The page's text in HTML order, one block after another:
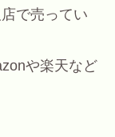
で売ってい
や楽天など